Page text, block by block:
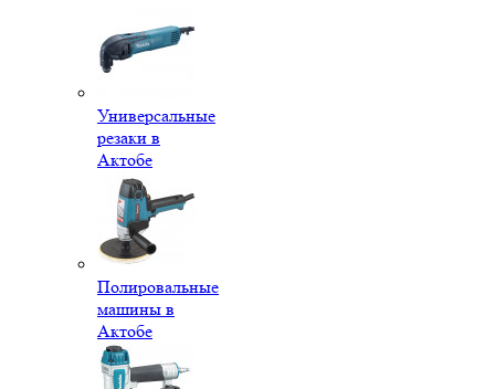
Универсальные
резаки в
Актобе
Полировальные
машины в
Актобе